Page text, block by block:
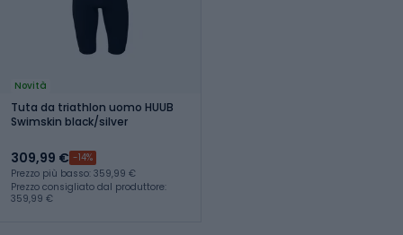
Novità
Tuta da triathlon uomo HUUB
Swimskin black/silver
309,99 € -14%
Prezzo più basso: 359,99 €
Prezzo consigliato dal produttore:
359,99 €